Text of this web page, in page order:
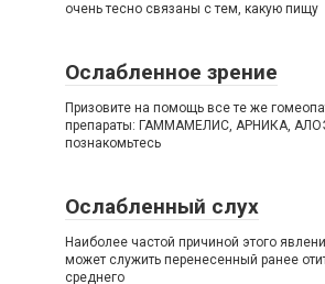
очень тесно связаны с тем, какую пищу
Ослабленное зрение
Призовите на помощь все те же
препараты: ГАММАМЕЛИС, АРНИКА,
познакомьтесь
Ослабленный слух
Наиболее частой причиной этого
может служить перенесенный ранее
среднего